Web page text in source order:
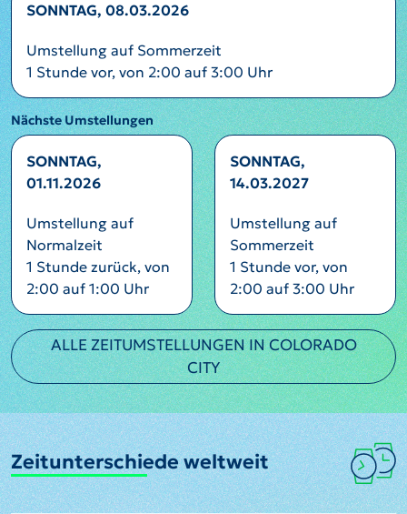
SONNTAG, 08.03.2026
Umstellung auf Sommerzeit
1 Stunde vor, von 2:00 auf 3:00 Uhr
Nächste Umstellungen
SONNTAG,
01.11.2026
Umstellung auf
Normalzeit
1 Stunde zurück, von
2:00 auf 1:00 Uhr
SONNTAG,
14.03.2027
Umstellung auf
Sommerzeit
1 Stunde vor, von
2:00 auf 3:00 Uhr
ALLE ZEITUMSTELLUNGEN IN COLORADO
CITY
Zeitunterschiede weltweit